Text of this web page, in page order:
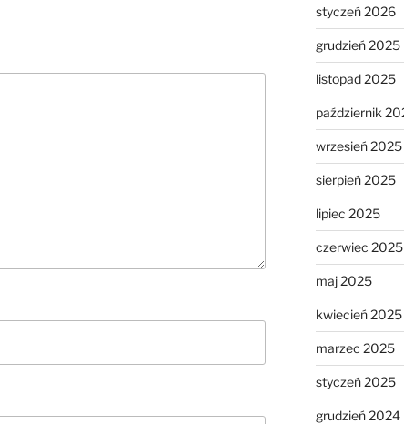
styczeń 2026
grudzień 2025
listopad 2025
październik
wrzesień 2025
sierpień 2025
lipiec 2025
czerwiec 2025
maj 2025
kwiecień 2025
marzec 2025
styczeń 2025
grudzień 2024